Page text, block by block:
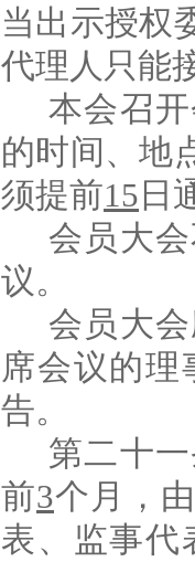
当出示授权
代理人只能
本会召开
的时间、地
须提前15 日
会员大会
议。
会员大会
席会议的
告。
第二十一
前3个月，
表、监事代